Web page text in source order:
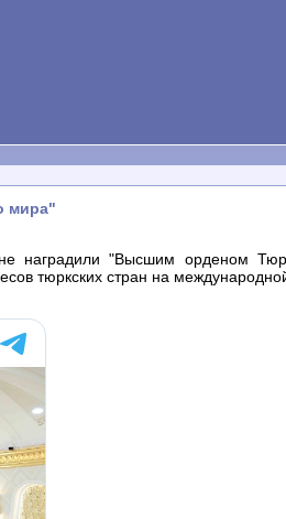
мира"
наградили "Высшим орденом
тюркских стран на